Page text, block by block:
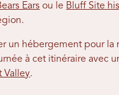
Ears ou le Bluff Site
un hébergement pour la
à cet itinéraire avec
Valley.